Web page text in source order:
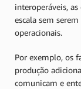
interoperáveis,
escala sem
operacionais.
Por exemplo, os
produção
comunicam e